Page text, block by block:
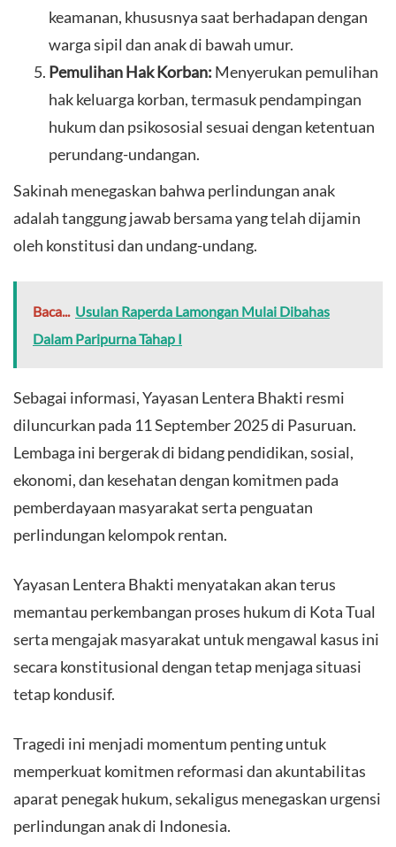
keamanan, khususnya saat berhadapan dengan
warga sipil dan anak di bawah umur.
Pemulihan Hak Korban: Menyerukan pemulihan
hak keluarga korban, termasuk pendampingan
hukum dan psikososial sesuai dengan ketentuan
perundang-undangan.
​Sakinah menegaskan bahwa perlindungan anak
adalah tanggung jawab bersama yang telah dijamin
oleh konstitusi dan undang-undang.
Baca... Usulan Raperda Lamongan Mulai Dibahas
Dalam Paripurna Tahap I
​Sebagai informasi, Yayasan Lentera Bhakti resmi
diluncurkan pada 11 September 2025 di Pasuruan.
Lembaga ini bergerak di bidang pendidikan, sosial,
ekonomi, dan kesehatan dengan komitmen pada
pemberdayaan masyarakat serta penguatan
perlindungan kelompok rentan.
​Yayasan Lentera Bhakti menyatakan akan terus
memantau perkembangan proses hukum di Kota Tual
serta mengajak masyarakat untuk mengawal kasus ini
secara konstitusional dengan tetap menjaga situasi
tetap kondusif.
​Tragedi ini menjadi momentum penting untuk
memperkuat komitmen reformasi dan akuntabilitas
aparat penegak hukum, sekaligus menegaskan urgensi
perlindungan anak di Indonesia.